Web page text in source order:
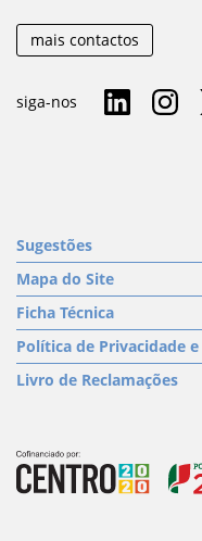
mais contactos
siga-nos
Sugestões
Mapa do Site
Ficha Técnica
Política de Privacidade e
Livro de Reclamações